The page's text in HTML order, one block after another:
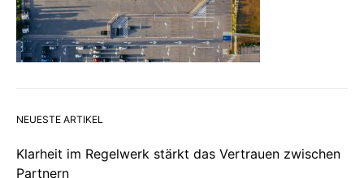
NEUESTE ARTIKEL
Klarheit im Regelwerk stärkt das Vertrauen zwischen
Partnern